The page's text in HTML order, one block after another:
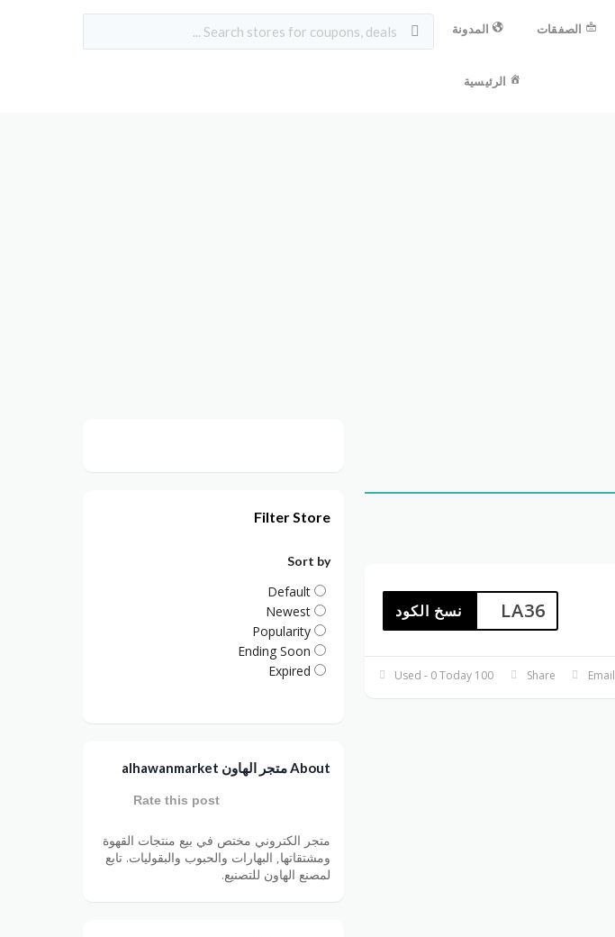
المدونة الصفقات
الرئيسية
LA36 نسخ الكود
100 Used - 0 Today Share Email
Filter Store
Sort by
Default
Newest
Popularity
Ending Soon
Expired
About متجر الهاون alhawanmarket
Rate this post
متجر الكتروني مختص في بيع منتجات القهوة
ومشتقاتها, البهارات والحبوب والبقوليات. تابع
لمصنع الهاون للتصنيع.